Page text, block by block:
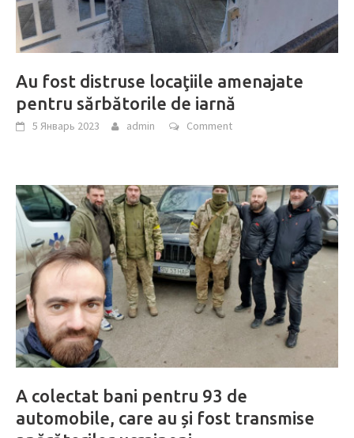
Au fost distruse locaţiile amenajate
pentru sărbătorile de iarnă
5 Январь 2023 admin Comment
A colectat bani pentru 93 de
automobile, care au și fost transmise